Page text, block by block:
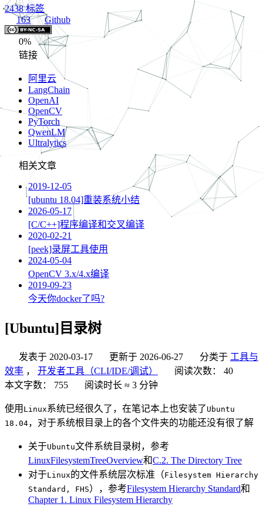
2438 标签
163
Github
0%
链接
阿里云
LangChain
OpenAI
OpenCV
PyTorch
QwenLM
Ultralytics
相关文章
2019-12-05
[ubuntu 18.04]重装系统小结
2026-05-17
[C/C++]程序编译和交叉编译
2020-02-21
[peek]录屏工具使用
2024-05-04
OpenCV 3.x/4.x编译
2019-09-23
今天你docker了吗?
[Ubuntu]目录树
发表于 2020-03-17 更新于 2026-06-27 分类于 工具与
效率 ， 开发者工具（CLI/IDE/调试） 阅读次数：
40
本文字数：
755 阅读时长 ≈ 3 分钟
使用 Linux系统已经很久了，在笔记本上也安装了 Ubuntu
18.04，对于系统根目录上的各个文件夹的功能还没有很了解
关于Ubuntu文件系统目录树，参考
LinuxFilesystemTreeOverview和C.2. The Directory Tree
对于Linux的文件系统层次标准（Filesystem Hierarchy
Standard, FHS），参考Filesystem Hierarchy Standard和
Chapter 1. Linux Filesystem Hierarchy